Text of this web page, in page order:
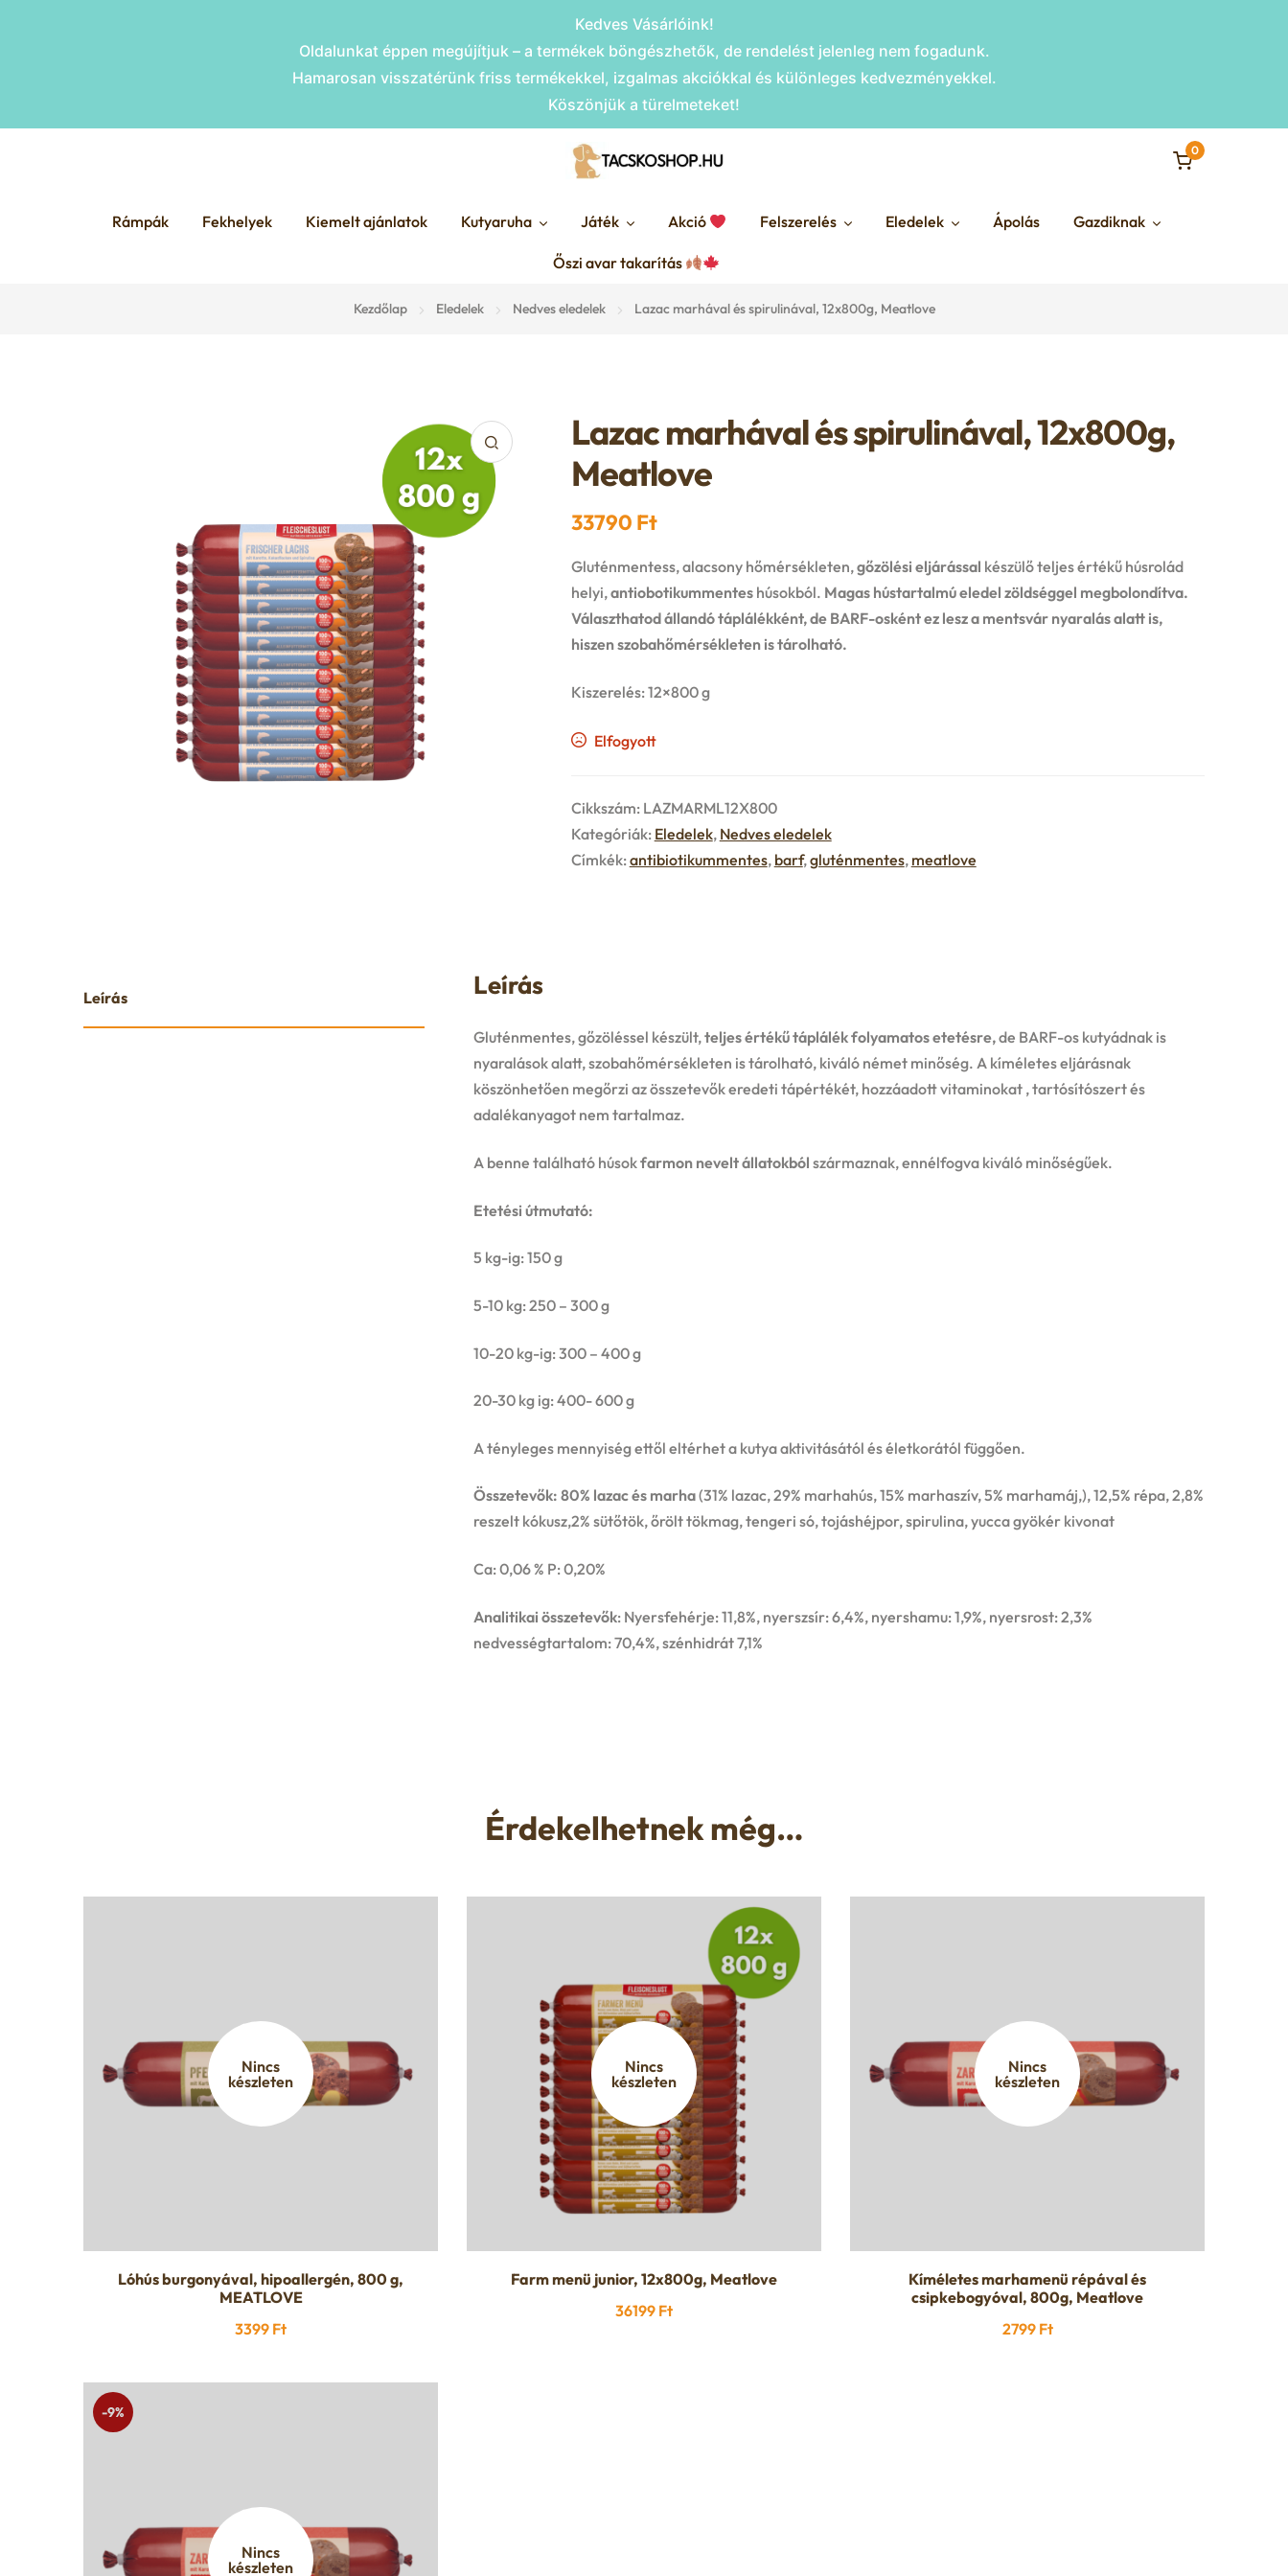
Kedves Vásárlóink!
Oldalunkat éppen megújítjuk – a termékek böngészhetők, de rendelést jelenleg nem fogadunk.
Hamarosan visszatérünk friss termékekkel, izgalmas akciókkal és különleges kedvezményekkel.
Köszönjük a türelmeteket!
navigation
content
0
Rámpák Fekhelyek Kiemelt ajánlatok Kutyaruha Játék Akció Felszerelés Eledelek Ápolás Gazdiknak
Őszi avar takarítás
Kezdőlap Eledelek Nedves eledelek Lazac marhával és spirulinával, 12x800g, Meatlove
Lazac marhával és spirulinával, 12x800g,
Meatlove
33790 Ft
Gluténmentess, alacsony hőmérsékleten,gőzölési eljárással készülő teljes értékű húsrolád
helyi,antiobotikummenteshúsokból. Magas hústartalmú eledel zöldséggel megbolondítva.
Választhatod állandó táplálékként, de BARF-osként ez lesz a mentsvár nyaralás alatt is,
hiszen szobahőmérsékleten is tárolható.
Kiszerelés: 12×800 g
Elfogyott
Cikkszám: LAZMARML12X800
Kategóriák: Eledelek, Nedves eledelek
Címkék:antibiotikummentes, barf,gluténmentes, meatlove
Leírás Leírás
Gluténmentes, gőzöléssel készült,teljes értékű táplálékfolyamatos etetésre,de BARF-os kutyádnak is
nyaralások alatt, szobahőmérsékleten is tárolható, kiváló német minőség. A kíméletes eljárásnak
köszönhetően megőrzi az összetevők eredeti tápértékét, hozzáadott vitaminokat , tartósítószert és
adalékanyagot nem tartalmaz.
A benne található húsokfarmon nevelt állatokból származnak, ennélfogva kiváló minőségűek.
Etetési útmutató:
5 kg-ig: 150 g
5-10 kg: 250 – 300 g
10-20 kg-ig: 300 – 400 g
20-30 kg ig: 400- 600 g
A tényleges mennyiség ettől eltérhet a kutya aktivitásától és életkorától függően.
Összetevők: 80% lazac és marha(31% lazac, 29% marhahús, 15% marhaszív, 5% marhamáj,), 12,5% répa, 2,8%
reszelt kókusz,2% sütőtök, őrölt tökmag, tengeri só, tojáshéjpor, spirulina, yucca gyökér kivonat
Ca: 0,06 % P: 0,20%
Analitikai összetevők: Nyersfehérje: 11,8%, nyerszsír: 6,4%, nyershamu: 1,9%, nyersrost: 2,3%
nedvességtartalom: 70,4%, szénhidrát 7,1%
Érdekelhetnek még…
Nincs
készleten
Lóhús burgonyával, hipoallergén, 800 g,
MEATLOVE
3399 Ft
Nincs
készleten
Farm menü junior, 12x800g, Meatlove
36199 Ft
Nincs
készleten
Kíméletes marhamenü répával és
csipkebogyóval, 800g, Meatlove
2799 Ft
Nincs
készleten
-9%